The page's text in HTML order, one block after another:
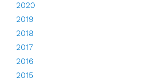
2020
2019
2018
2017
2016
2015